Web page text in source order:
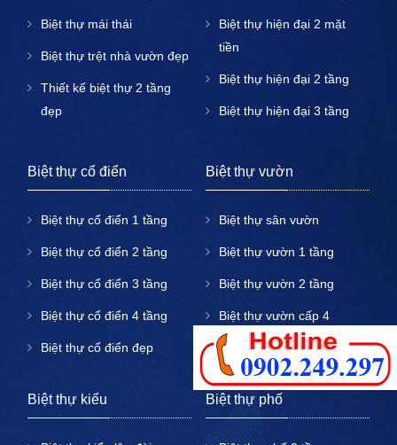
Biệt thự mái thái
Biệt thự trệt nhà vườn đẹp
Thiết kế biệt thự 2 tầng
đẹp
đẹp
đẹp
Biệt thự hiện đại 2 mặt
tiền
Biệt thự hiện đại 2 tầng
Biệt thự hiện đại 3 tầng
Biệt thự cổ điển
Biệt thự cổ điển 1 tầng
Biệt thự cổ điển 2 tầng
Biệt thự cổ điển 3 tầng
Biệt thự cổ điển 4 tầng
Biệt thự cổ điển đẹp
Biệt thự vườn
Biệt thự sân vườn
Biệt thự vườn 1 tầng
Biệt thự vườn 2 tầng
Biệt thự vườn cấp 4
Biệt thự vườn mái thái
Biệt thự kiểu Biệt thự phố